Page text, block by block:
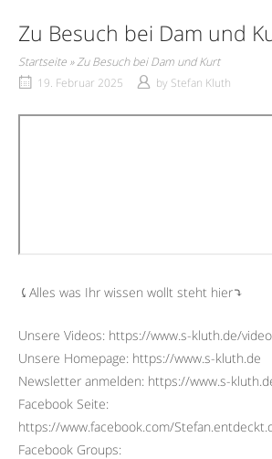
Zu Besuch bei Dam und
Startseite »Zu Besuch bei Dam und Kurt
19. Februar 2025
by Stefan Kluth
⤹Alles was Ihr wissen wollt steht hier⤵︎
Unsere Videos: https://www.s-kluth.de/
Unsere Homepage: https://www.s-kluth.de
Newsletter anmelden: https://www.s-
Facebook Seite:
https://www.facebook.com/
Facebook Groups: